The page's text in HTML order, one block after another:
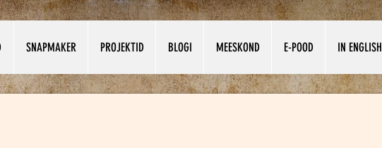
SNAPMAKER PROJEKTID BLOGI MEESKOND E-POOD IN ENGLISH